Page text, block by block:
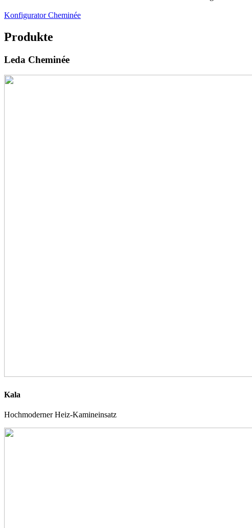
Konfigurator Cheminée
Produkte
Leda Cheminée
Kala
Hochmoderner Heiz-Kamineinsatz